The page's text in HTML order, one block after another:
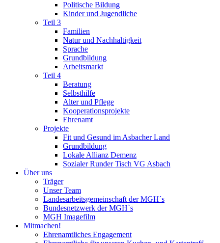
Politische Bildung
Kinder und Jugendliche
Teil 3
Familien
Natur und Nachhaltigkeit
Sprache
Grundbildung
Arbeitsmarkt
Teil 4
Beratung
Selbsthilfe
Alter und Pflege
Kooperationsprojekte
Ehrenamt
Projekte
Fit und Gesund im Asbacher Land
Grundbildung
Lokale Allianz Demenz
Sozialer Runder Tisch VG Asbach
Über uns
Träger
Unser Team
Landesarbeitsgemeinschaft der MGH´s
Bundesnetzwerk der MGH`s
MGH Imagefilm
Mitmachen!
Ehrenamtliches Engagement